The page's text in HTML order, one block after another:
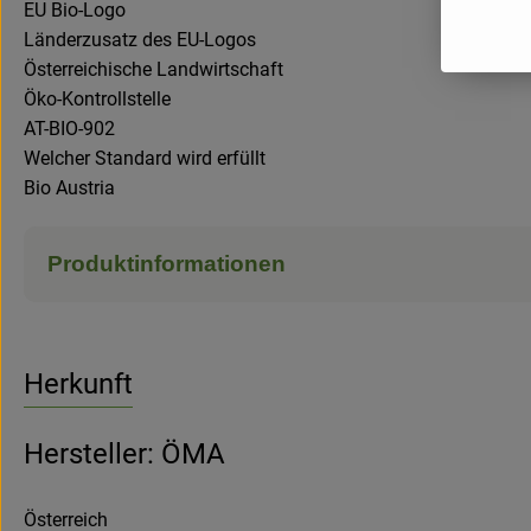
EU Bio-Logo
Länderzusatz des EU-Logos
Österreichische Landwirtschaft
Öko-Kontrollstelle
AT-BIO-902
Welcher Standard wird erfüllt
Bio Austria
Produktinformationen
Herkunft
Hersteller: ÖMA
Österreich